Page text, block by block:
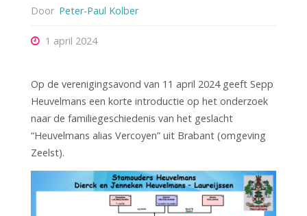
Door Peter-Paul Kolber
1 april 2024
Op de verenigingsavond van 11 april 2024 geeft Sepp
Heuvelmans een korte introductie op het onderzoek
naar de familiegeschiedenis van het geslacht
“Heuvelmans alias Vercoyen” uit Brabant (omgeving
Zeelst).